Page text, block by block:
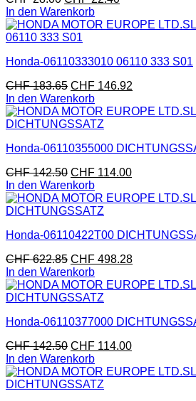
In den Warenkorb
Honda-06110333010 06110 333 S01
CHF183.65 CHF 146.92
In den Warenkorb
Honda-06110355000
CHF142.50 CHF 114.00
In den Warenkorb
Honda-06110422T00
CHF622.85 CHF 498.28
In den Warenkorb
Honda-06110377000
CHF142.50 CHF 114.00
In den Warenkorb